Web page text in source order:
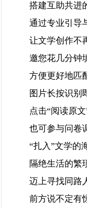
搭建互助共进
通过专业引导
让文学创作不
邀您花几分钟
方便更好地匹配
图片长按识别
点击“阅读原文
也可参与问卷
“扎入”文学的
隔绝生活的繁
迈上寻找同路
前方说不定有